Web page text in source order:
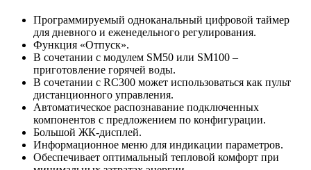
Программируемый одноканальный цифровой таймер
для дневного и еженедельного регулирования.
Функция «Отпуск».
В сочетании с модулем SM50 или SM100 –
приготовление горячей воды.
В сочетании с RC300 может использоваться как пульт
дистанционного управления.
Автоматическое распознавание подключенных
компонентов с предложением по конфигурации.
Большой ЖК-дисплей.
Информационное меню для индикации параметров.
Обеспечивает оптимальный тепловой комфорт при